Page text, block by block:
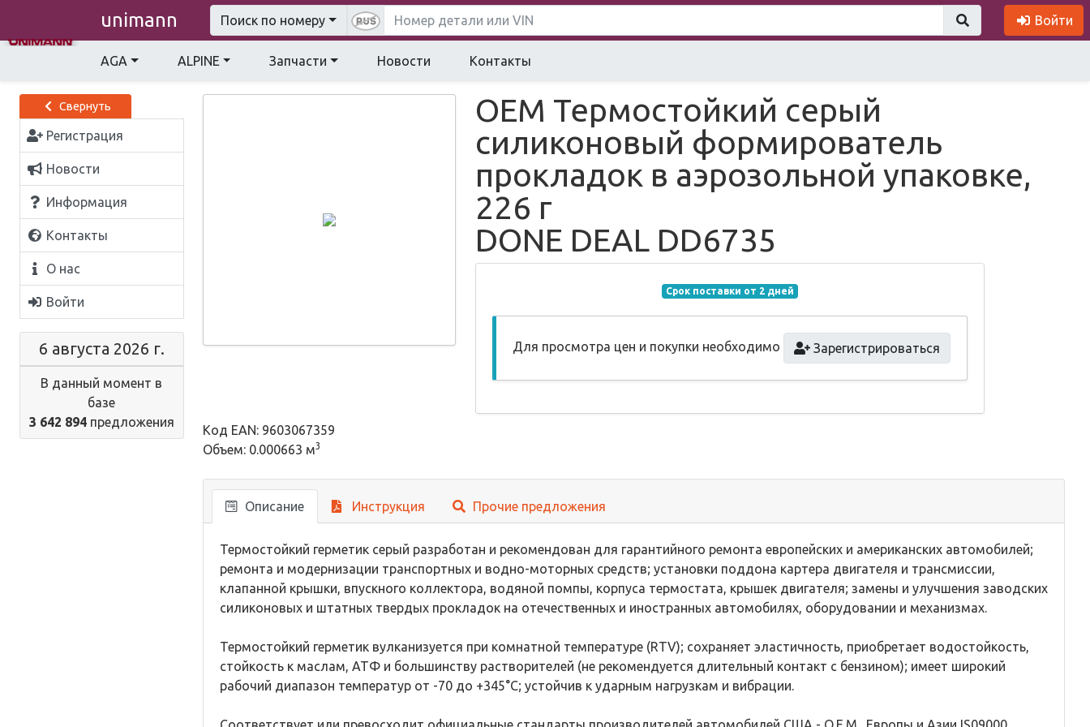
unimann Поиск по номеру Войти
AGA ALPINE Запчасти Новости Контакты
Свернуть
Регистрация
Новости
Информация
Контакты
О нас
Войти
6 августа 2026 г.
В данный момент в
базе
3 642 894предложения
ОЕМ Термостойкий серый
силиконовый формирователь
прокладок в аэрозольной упаковке,
226 г
DONE DEAL DD6735
Срок поставки от 2 дней
Для просмотра цен и покупки необходимо Зарегистрироваться
Код EAN: 9603067359
Объем: 0.000663 м3
Описание Инструкция Прочие предложения
Термостойкий герметик серый разработан и рекомендован для гарантийного ремонта европейских и американских автомобилей;
ремонта и модернизации транспортных и водно-моторных средств; установки поддона картера двигателя и трансмиссии,
клапанной крышки, впускного коллектора, водяной помпы, корпуса термостата, крышек двигателя; замены и улучшения заводских
силиконовых и штатных твердых прокладок на отечественных и иностранных автомобилях, оборудовании и механизмах.
Термостойкий герметик вулканизуется при комнатной температуре (RTV); сохраняет эластичность, приобретает водостойкость,
стойкость к маслам, АТФ и большинству растворителей (не рекомендуется длительный контакт с бензином); имеет широкий
рабочий диапазон температур от -70 до +345°С; устойчив к ударным нагрузкам и вибрации.